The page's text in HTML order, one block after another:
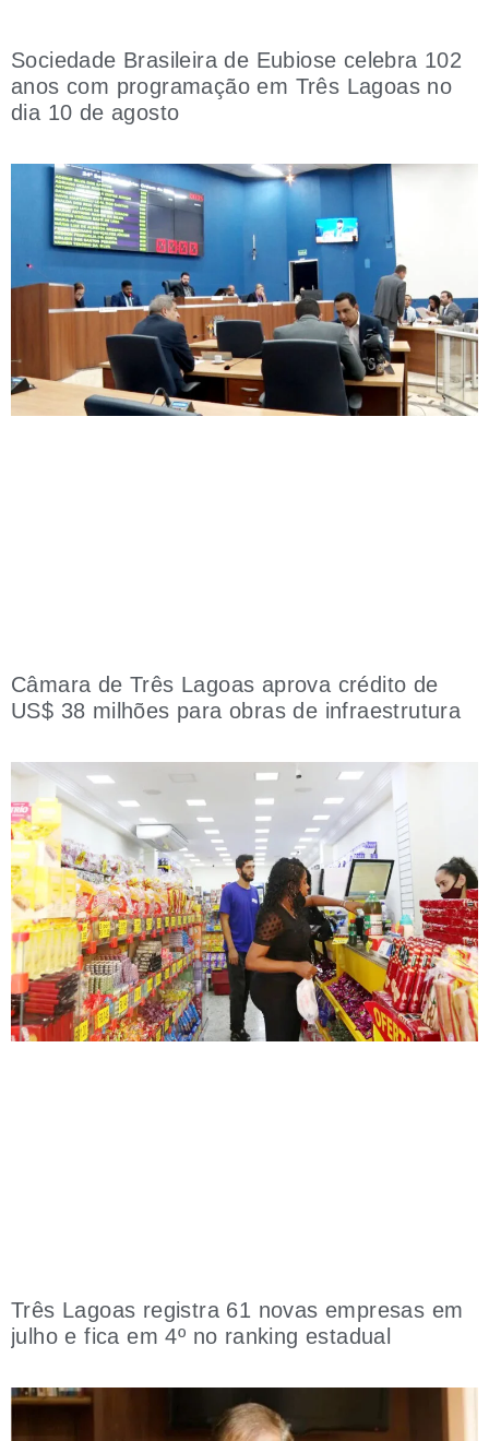
Sociedade Brasileira de Eubiose celebra 102
anos com programação em Três Lagoas no
dia 10 de agosto
Câmara de Três Lagoas aprova crédito de
US$ 38 milhões para obras de infraestrutura
Três Lagoas registra 61 novas empresas em
julho e fica em 4º no ranking estadual